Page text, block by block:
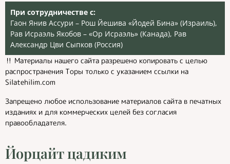
При сотрудничестве с:
Гаон Янив Ассури – Рош Йешива «Йодей Бина» (Израиль),
Рав Исраэль Якобов – «Ор Исраэль» (Канада), Рав
Александр Цви Сыпков (Россия)
‼️ Материалы нашего сайта разрешено копировать с целью
распространения Торы только с указанием ссылки на
Silatehilim.com
Запрещено любое использование материалов сайта в печатных
изданиях и для коммерческих целей без согласия
правообладателя.
Йорцайт цадиким